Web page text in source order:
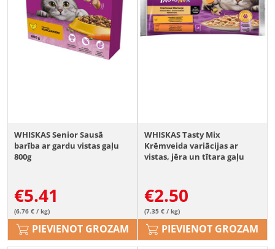
WHISKAS Senior Sausā
barība ar gardu vistas gaļu
800g
€5.41
(6.76 € / kg)
PIEVIENOT GROZAM
WHISKAS Tasty Mix
Krēmveida variācijas ar
vistas, jēra un tītara gaļu
€2.50
(7.35 € / kg)
PIEVIENOT GROZAM